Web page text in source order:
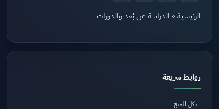
الرئيسية » الدراسة عن بُعد والدورات
روابط سريعة
كل المنح